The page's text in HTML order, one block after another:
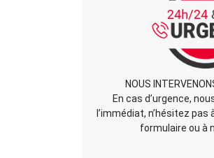
NOUS
En cas d’urgence,
l’immédiat, n’hésitez
formulaire ou à